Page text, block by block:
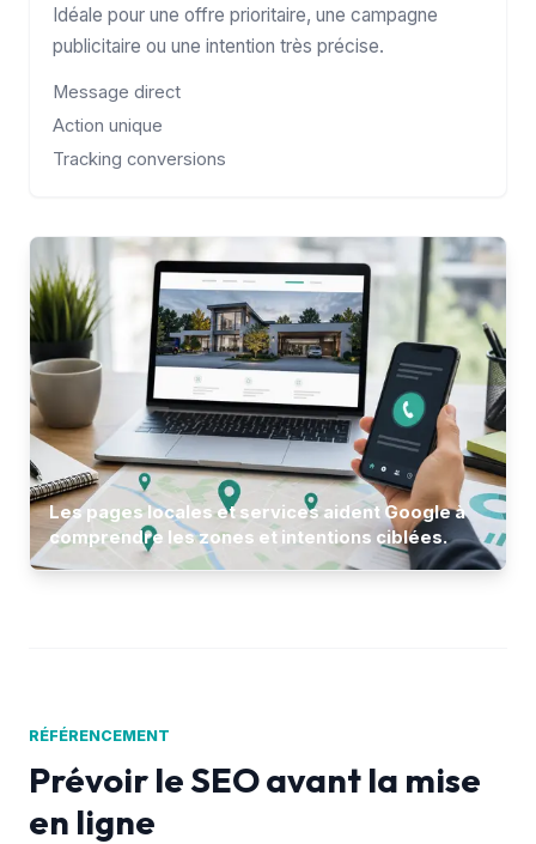
Idéale pour une offre prioritaire, une campagne
publicitaire ou une intention très précise.
Message direct
Action unique
Tracking conversions
Les pages locales et services aident Google à
comprendre les zones et intentions ciblées.
RÉFÉRENCEMENT
Prévoir le SEO avant la mise
en ligne